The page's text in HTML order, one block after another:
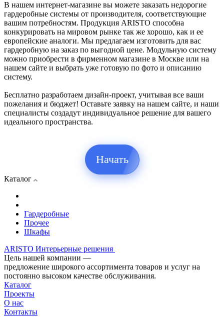
В нашем интернет-магазине вы можете заказать недорогие
гардеробные системы от производителя, соответствующие
вашим потребностям. Продукция ARISTO способна
конкурировать на мировом рынке так же хорошо, как и ее
европейские аналоги. Мы предлагаем изготовить для вас
гардеробную на заказ по выгодной цене. Модульную систему
можно приобрести в фирменном магазине в Москве или на
нашем сайте и выбрать уже готовую по фото и описанию
систему.
Бесплатно разработаем дизайн-проект, учитывая все ваши
пожелания и бюджет! Оставьте заявку на нашем сайте, и наши
специалисты создадут индивидуальное решение для вашего
идеального пространства.
Начать
Каталог
Гардеробные
Прочее
Шкафы
ARISTO Интерьерные решения
Цель нашей компании —
предложение широкого ассортимента товаров и услуг на
постоянно высоком качестве обслуживания.
Каталог
Проекты
О нас
Контакты